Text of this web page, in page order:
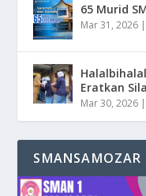
65 Murid
Mar 31, 2026 |
Eratkan
Mar 30, 2026